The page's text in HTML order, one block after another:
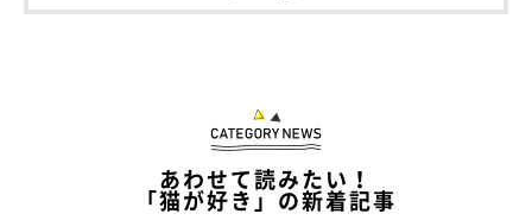
あわせて読みたい！
「猫が好き」の新着記事